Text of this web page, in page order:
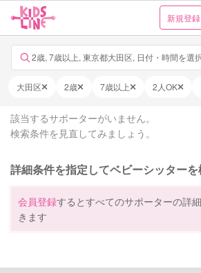
新規登録
2歳, 7歳以上, 東京都大田区, 日付・時間を選
大田区 2歳 7歳以上 2人OK
該当するサポーターがいません。
検索条件を見直してみましょう。
詳細条件を指定してベビーシッター
会員登録するとすべてのサポーターの詳
きます